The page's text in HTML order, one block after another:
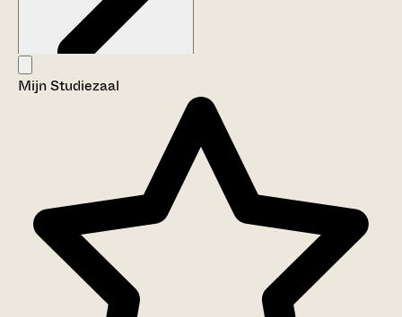
Aanwijzingen voor de gebruiker
Mijn Studiezaal